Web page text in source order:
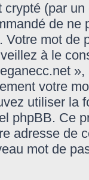
(par
de
mot de
à le
votre
utiliser la
phpBB. Ce
adresse de
mot de